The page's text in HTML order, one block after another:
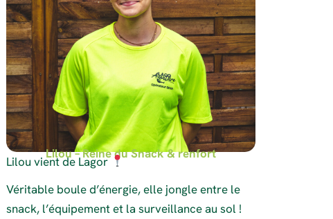
Lilou – Reine du Snack & renfort
Lilou vient de Lagor
Véritable boule d’énergie, elle jongle entre le
snack, l’équipement et la surveillance au sol !